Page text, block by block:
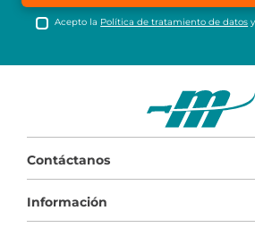
Acepto la Política de tratamiento de datos
Contáctanos
Información